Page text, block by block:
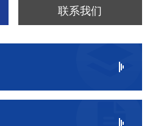
联系我们